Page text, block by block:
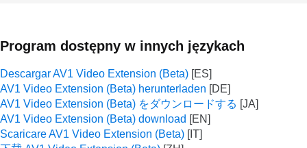
Program dostępny w innych językach
Descargar AV1 Video Extension (Beta)
AV1 Video Extension (Beta) herunterladen
AV1 Video Extension (Beta) をダウンロードする
AV1 Video Extension (Beta) download
Scaricare AV1 Video Extension (Beta)